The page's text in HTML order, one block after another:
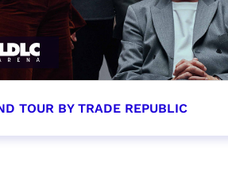
TOUR BY TRADE REPUBLIC